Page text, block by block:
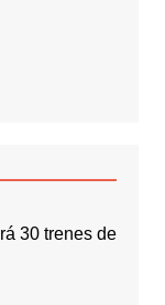
30 trenes de